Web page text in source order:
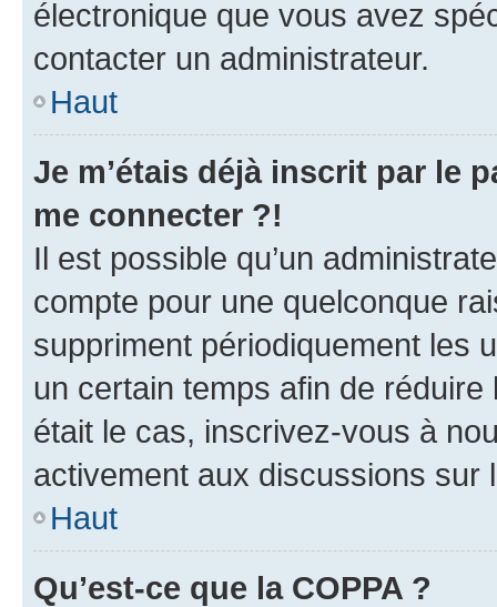
électronique que vous avez
contacter un administrateur.
Haut
Je m’étais déjà inscrit par le
me connecter ?!
Il est possible qu’un
compte pour une quelconque
suppriment périodiquement les
un certain temps afin de
était le cas, inscrivez-vous à
activement aux discussions sur
Haut
Qu’est-ce que la COPPA ?